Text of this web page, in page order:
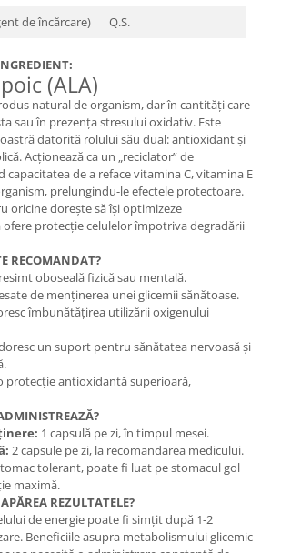
de încărcare)
Q.S.
(ALA)
natural de organism, dar în cantități care
sau în prezența stresului oxidativ. Este
datorită rolului său dual: antioxidant și
Acționează ca un „reciclator” de
de a reface vitamina C, vitamina E
prelungindu-le efectele protectoare.
oricine dorește să își optimizeze
ofere protecție celulelor împotriva degradării
RECOMANDAT?
oboseală fizică sau mentală.
de menținerea unei glicemii sănătoase.
îmbunătățirea utilizării oxigenului
un suport pentru sănătatea nervoasă și
protecție antioxidantă superioară,
1 capsulă pe zi, în timpul mesei.
2 capsule pe zi, la recomandarea medicului.
tolerant, poate fi luat pe stomacul gol
maximă.
REZULTATELE?
de energie poate fi simțit după 1-2
Beneficiile asupra metabolismului glicemic